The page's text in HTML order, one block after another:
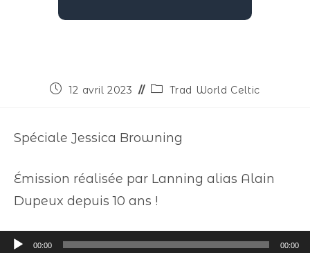
12 avril 2023 Trad World Celtic
Spéciale Jessica Browning
Émission réalisée par Lanning alias Alain
Dupeux depuis 10 ans !
Lecteur
00:00 00:00